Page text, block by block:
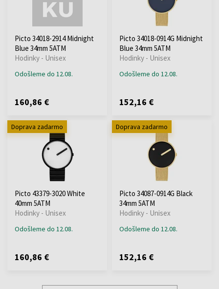
Picto 34018-2914 Midnight
Blue 34mm 5ATM
Hodinky - Unisex
Odošleme do 12.08.
160,86 €
Picto 34018-0914G Midnight
Blue 34mm 5ATM
Hodinky - Unisex
Odošleme do 12.08.
152,16 €
Doprava zadarmo
Picto 43379-3020 White
40mm 5ATM
Hodinky - Unisex
Odošleme do 12.08.
160,86 €
Doprava zadarmo
Picto 34087-0914G Black
34mm 5ATM
Hodinky - Unisex
Odošleme do 12.08.
152,16 €